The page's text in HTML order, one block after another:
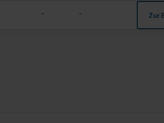
- -